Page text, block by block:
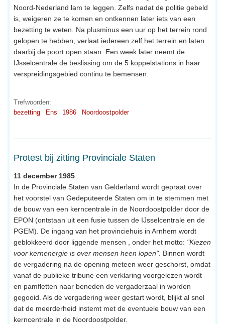
Noord-Nederland lam te leggen. Zelfs nadat de politie gebeld
is, weigeren ze te komen en ontkennen later iets van een
bezetting te weten. Na plusminus een uur op het terrein rond
gelopen te hebben, verlaat iedereen zelf het terrein en laten
daarbij de poort open staan. Een week later neemt de
IJsselcentrale de beslissing om de 5 koppelstations in haar
verspreidingsgebied continu te bemensen.
Trefwoorden:
bezetting
Ens 1986 Noordoostpolder
Protest bij zitting Provinciale Staten
11 december 1985
In de Provinciale Staten van Gelderland wordt gepraat over
het voorstel van Gedeputeerde Staten om in te stemmen met
de bouw van een kerncentrale in de Noordoostpolder door de
EPON (ontstaan uit een fusie tussen de IJsselcentrale en de
PGEM). De ingang van het provinciehuis in Arnhem wordt
geblokkeerd door liggende mensen , onder het motto: "Kiezen
voor kernenergie is over mensen heen lopen". Binnen wordt
de vergadering na de opening meteen weer geschorst, omdat
vanaf de publieke tribune een verklaring voorgelezen wordt
en pamfletten naar beneden de vergaderzaal in worden
gegooid. Als de vergadering weer gestart wordt, blijkt al snel
dat de meerderheid instemt met de eventuele bouw van een
kerncentrale in de Noordoostpolder.